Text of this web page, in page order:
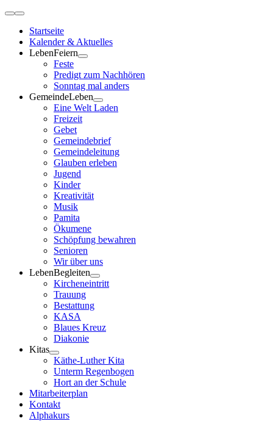
Zum
springen
Toggle
NavigationStartseite
Kalender & Aktuelles
LebenFeiern
Feste
Predigt zum Nachhören
Sonntag mal anders
GemeindeLeben
Eine Welt Laden
Freizeit
Gebet
Gemeindebrief
Gemeindeleitung
Glauben erleben
Jugend
Kinder
Kreativität
Musik
Pamita
Ökumene
Schöpfung bewahren
Senioren
Wir über uns
LebenBegleiten
Kircheneintritt
Trauung
Bestattung
KASA
Blaues Kreuz
Diakonie
Kitas
Käthe-Luther Kita
Unterm Regenbogen
Hort an der Schule
Mitarbeiterplan
Kontakt
Alphakurs